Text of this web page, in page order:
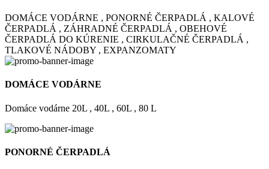
DOMÁCE VODÁRNE , PONORNÉ ČERPADLÁ , KALOVÉ
ČERPADLÁ , ZÁHRADNÉ ČERPADLÁ , OBEHOVÉ
ČERPADLÁ DO KÚRENIE , CIRKULAČNÉ ČERPADLÁ ,
TLAKOVÉ NÁDOBY , EXPANZOMATY
DOMÁCE VODÁRNE
Domáce vodárne 20L , 40L , 60L , 80 L
PONORNÉ ČERPADLÁ